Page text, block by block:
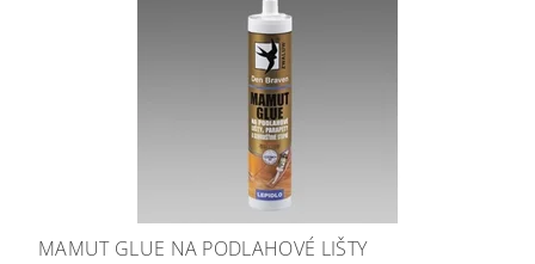
MAMUT GLUE NA PODLAHOVÉ LIŠTY